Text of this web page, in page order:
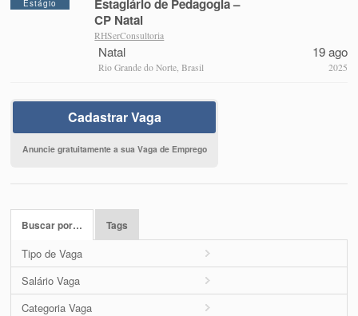
Estágio
Estagiário de Pedagogia –
CP Natal
RHSerConsultoria
Natal
Rio Grande do Norte, Brasil
19 ago
2025
Cadastrar Vaga
Anuncie gratuitamente a sua Vaga de Emprego
Buscar por… Tags
Tipo de Vaga
Salário Vaga
Categoria Vaga